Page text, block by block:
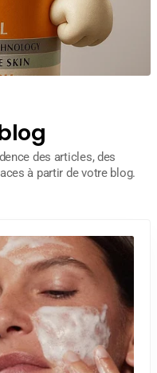
des articles, des
à partir de votre blog.